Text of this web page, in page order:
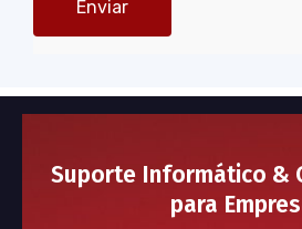
Suporte Informático &
para